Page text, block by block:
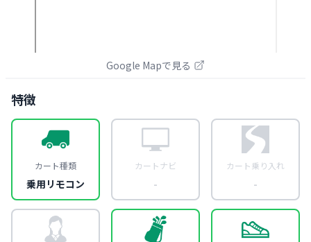
Google Mapで見る
特徴
カート種類
乗用リモコン
カートナビ
-
カート乗り入れ
-